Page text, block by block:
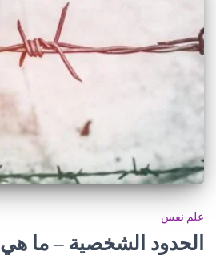
علم نفس
الحدود الشخصية – ما